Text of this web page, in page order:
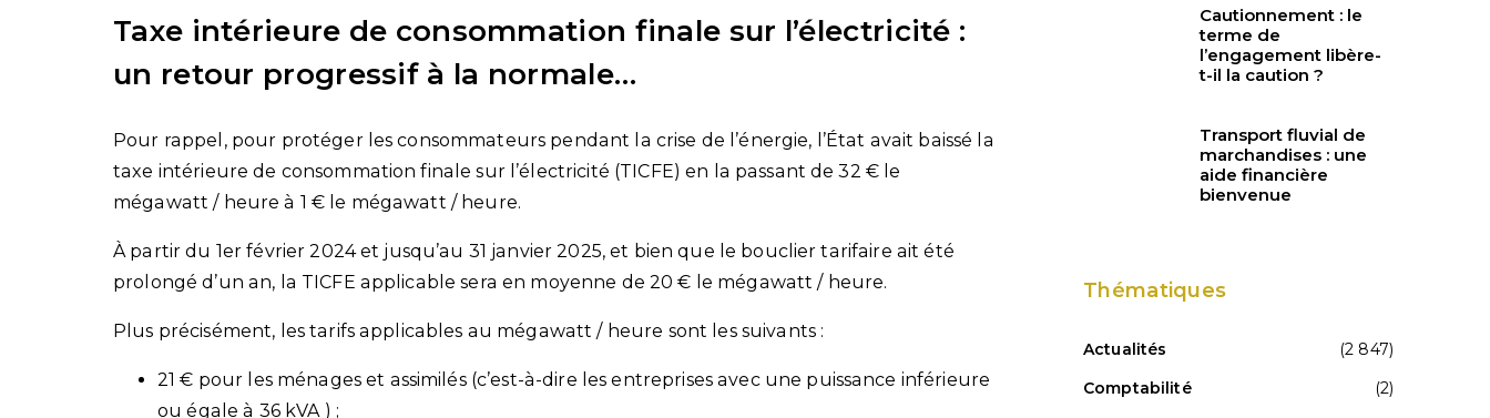
Taxe intérieure de consommation finale sur l’électricité :
un retour progressif à la normale…
Pour rappel, pour protéger les consommateurs pendant la crise de l’énergie, l’État avait baissé la
taxe intérieure de consommation finale sur l’électricité (TICFE) en la passant de 32 € le
mégawatt / heure à 1 € le mégawatt / heure.
À partir du 1er février 2024 et jusqu’au 31 janvier 2025, et bien que le bouclier tarifaire ait été
prolongé d’un an, la TICFE applicable sera en moyenne de 20 € le mégawatt / heure.
Plus précisément, les tarifs applicables au mégawatt / heure sont les suivants :
21 € pour les ménages et assimilés (c’est-à-dire les entreprises avec une puissance inférieure
ou égale à 36 kVA ) ;
Cautionnement : le
terme de
l’engagement libère-
t-il la caution ?
Transport fluvial de
marchandises : une
aide financière
bienvenue
Thématiques
Actualités
(2 847)
Comptabilité
(2)